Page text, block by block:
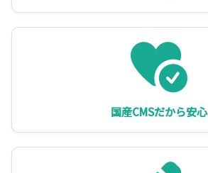
国産CMSだから安心